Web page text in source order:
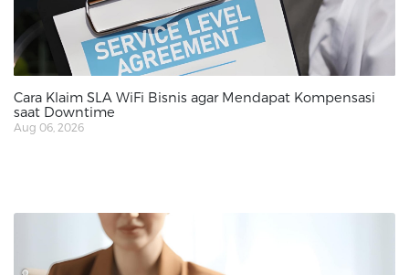
Cara Klaim SLA WiFi Bisnis agar Mendapat Kompensasi
saat Downtime
Aug 06, 2026